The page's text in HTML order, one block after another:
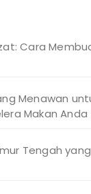
Cara
Menawan
Makan Anda
Tengah